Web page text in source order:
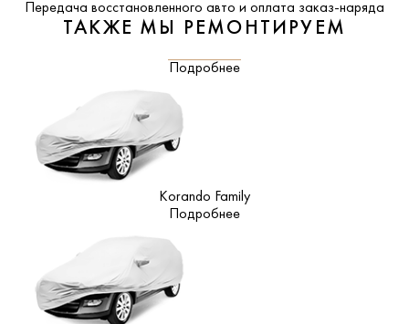
Передача восстановленного авто и оплата заказ-наряда
ТАКЖЕ МЫ РЕМОНТИРУЕМ
Подробнее
Korando Family
Подробнее